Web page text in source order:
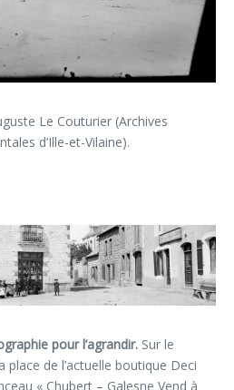
Le Couturier (Archives
d’Ille-et-Vilaine).
pour l’agrandir.Sur le
de l’actuelle boutique Deci
« Chubert – Galesne Vend à